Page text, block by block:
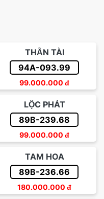
THẦN TÀI
94A-093.99
99.000.000 đ
LỘC PHÁT
89B-239.68
99.000.000 đ
TAM HOA
89B-236.66
180.000.000 đ